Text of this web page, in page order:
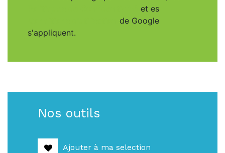
et es
de Google
s'appliquent.
Nos outils
Ajouter à ma selection